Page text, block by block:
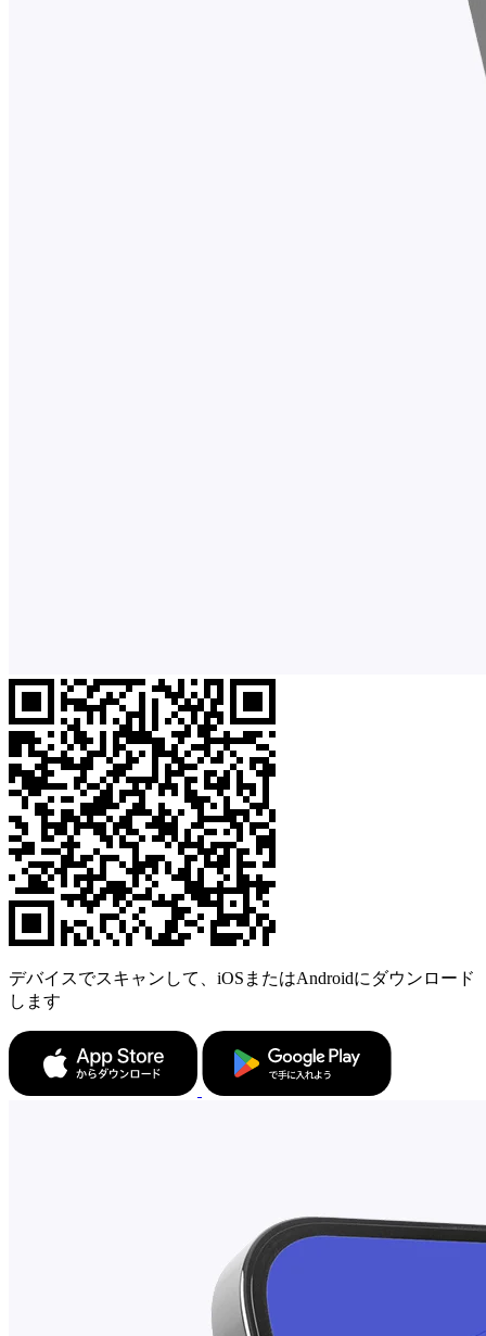
デバイスでスキャンして、iOSまたはAndroidにダウンロード
します